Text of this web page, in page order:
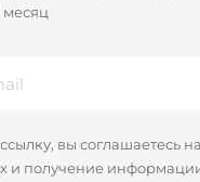
месяц
вы соглашаетесь
и получение